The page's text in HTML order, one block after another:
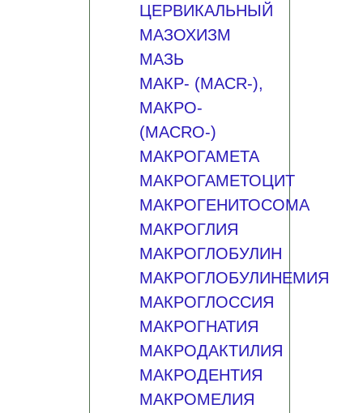
ЦЕРВИКАЛЬНЫЙ
МАЗОХИЗМ
МАЗЬ
МАКР- (MACR-),
МАКРО-
(MACRO-)
МАКРОГАМЕТА
МАКРОГАМЕТОЦИТ
МАКРОГЕНИТОСОМА
МАКРОГЛИЯ
МАКРОГЛОБУЛИН
МАКРОГЛОБУЛИНЕМИЯ
МАКРОГЛОССИЯ
МАКРОГНАТИЯ
МАКРОДАКТИЛИЯ
МАКРОДЕНТИЯ
МАКРОМЕЛИЯ